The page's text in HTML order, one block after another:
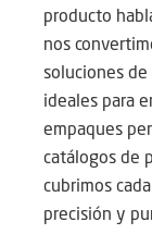
producto
nos
soluciones
ideales para
empaques
catálogos de
cubrimos
precisión y